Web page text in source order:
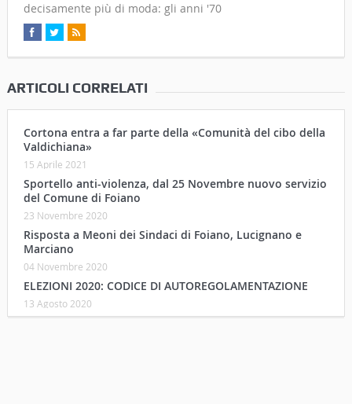
decisamente più di moda: gli anni '70
ARTICOLI CORRELATI
Cortona entra a far parte della «Comunità del cibo della
Valdichiana»
15 Aprile 2021
Sportello anti-violenza, dal 25 Novembre nuovo servizio
del Comune di Foiano
23 Novembre 2020
Risposta a Meoni dei Sindaci di Foiano, Lucignano e
Marciano
04 Novembre 2020
ELEZIONI 2020: CODICE DI AUTOREGOLAMENTAZIONE
13 Agosto 2020